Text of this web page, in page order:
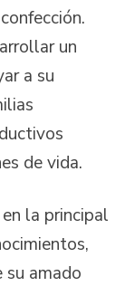
un
a su
de vida.
la principal
su amado